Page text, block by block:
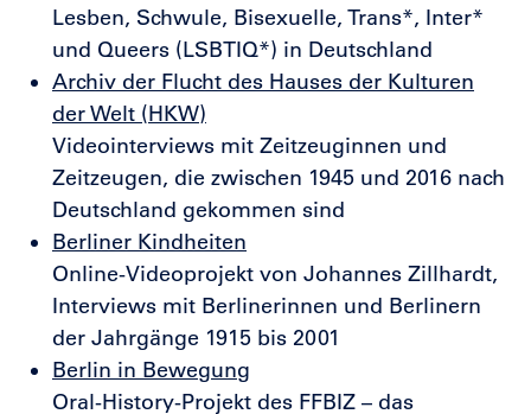
Lesben, Schwule, Bisexuelle, Trans*, Inter*
und Queers (LSBTIQ*) in Deutschland
Archiv der Flucht des Hauses der Kulturen
der Welt (HKW)
Videointerviews mit Zeitzeuginnen und
Zeitzeugen, die zwischen 1945 und 2016 nach
Deutschland gekommen sind
Berliner Kindheiten
Online-Videoprojekt von Johannes Zillhardt,
Interviews mit Berlinerinnen und Berlinern
der Jahrgänge 1915 bis 2001
Berlin in Bewegung
Oral-History-Projekt des FFBIZ – das